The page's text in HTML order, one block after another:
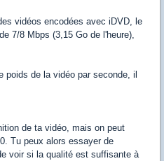
vidéos encodées avec iDVD, le
7/8 Mbps (3,15 Go de l'heure),
poids de la vidéo par seconde, il
de ta vidéo, mais on peut
Tu peux alors essayer de
voir si la qualité est suffisante à